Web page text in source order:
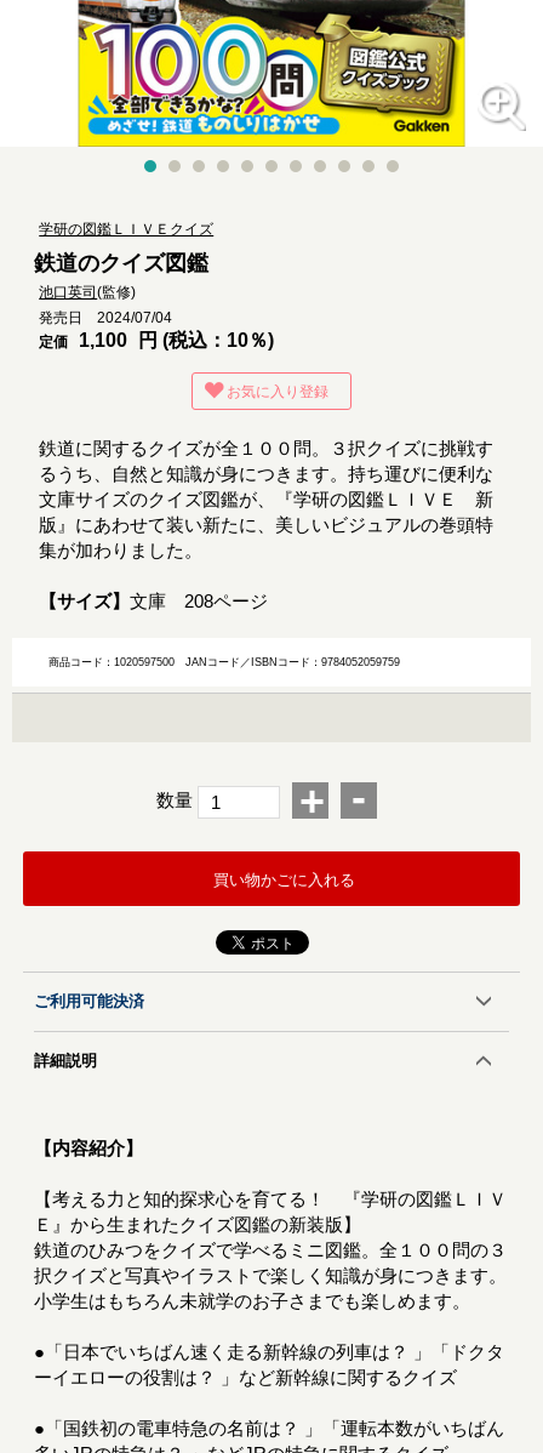
学研の図鑑ＬＩＶＥクイズ
鉄道のクイズ図鑑
池口英司(監修)
発売日 2024/07/04
定価
1,100 円 (税込：10％)
お気に入り登録
鉄道に関するクイズが全１００問。３択クイズに挑戦す
るうち、自然と知識が身につきます。持ち運びに便利な
文庫サイズのクイズ図鑑が、『学研の図鑑ＬＩＶＥ 新
版』にあわせて装い新たに、美しいビジュアルの巻頭特
集が加わりました。
【サイズ】文庫 208ページ
商品コード：1020597500JANコード／ISBNコード：9784052059759
数量 + -
買い物かごに入れる
ご利用可能決済
詳細説明
【内容紹介】
【考える力と知的探求心を育てる！ 『学研の図鑑ＬＩＶ
Ｅ』から生まれたクイズ図鑑の新装版】
鉄道のひみつをクイズで学べるミニ図鑑。全１００問の３
択クイズと写真やイラストで楽しく知識が身につきます。
小学生はもちろん未就学のお子さまでも楽しめます。
●「日本でいちばん速く走る新幹線の列車は？ 」「ドクタ
ーイエローの役割は？ 」など新幹線に関するクイズ
●「国鉄初の電車特急の名前は？ 」「運転本数がいちばん